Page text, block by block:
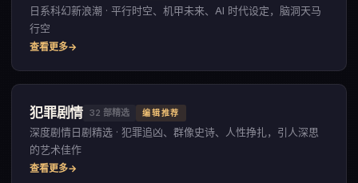
日系科幻新浪潮 · 平行时空、机甲未来、AI 时代设定，脑洞天马
行空
查看更多
犯罪剧情 32 部精选 编辑推荐
深度剧情日剧精选 · 犯罪追凶、群像史诗、人性挣扎，引人深思
的艺术佳作
查看更多